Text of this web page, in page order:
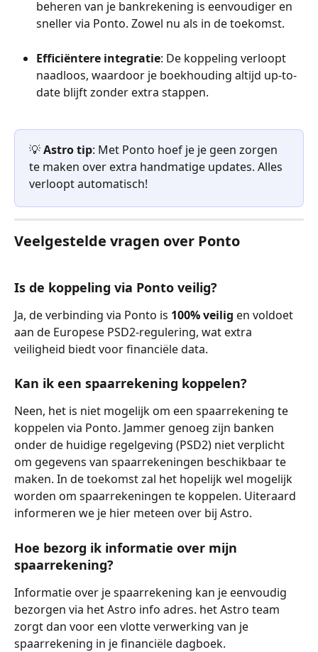
beheren van je bankrekening is eenvoudiger en
sneller via Ponto. Zowel nu als in de toekomst.
Efficiëntere integratie: De koppeling verloopt
naadloos, waardoor je boekhouding altijd up-to-
date blijft zonder extra stappen.
💡 Astro tip: Met Ponto hoef je je geen zorgen
te maken over extra handmatige updates. Alles
verloopt automatisch!
Veelgestelde vragen over Ponto
Is de koppeling via Ponto veilig?
Ja, de verbinding via Ponto is 100% veilig en voldoet
aan de Europese PSD2-regulering, wat extra
veiligheid biedt voor financiële data.
Kan ik een spaarrekening koppelen?
Neen, het is niet mogelijk om een spaarrekening te
koppelen via Ponto. Jammer genoeg zijn banken
onder de huidige regelgeving (PSD2) niet verplicht
om gegevens van spaarrekeningen beschikbaar te
maken. In de toekomst zal het hopelijk wel mogelijk
worden om spaarrekeningen te koppelen. Uiteraard
informeren we je hier meteen over bij Astro.
Hoe bezorg ik informatie over mijn
spaarrekening?
Informatie over je spaarrekening kan je eenvoudig
bezorgen via het Astro info adres. het Astro team
zorgt dan voor een vlotte verwerking van je
spaarrekening in je financiële dagboek.